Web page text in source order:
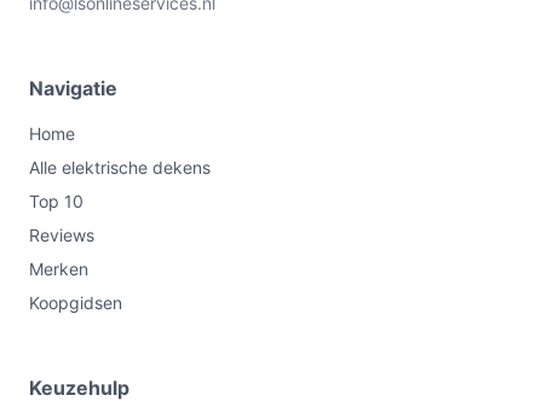
Navigatie
Home
Alle elektrische dekens
Top 10
Reviews
Merken
Koopgidsen
Keuzehulp